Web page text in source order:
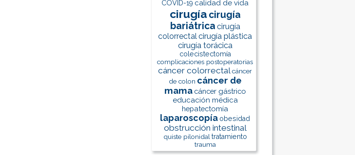
COVID-19 calidad de vida
cirugía cirugía
bariátrica cirugía
colorrectalcirugía plástica
cirugía torácica
colecistectomía
complicaciones postoperatorias
cáncer colorrectalcáncer
de colon cáncer de
mama cáncer gástrico
educación médica
hepatectomía
laparoscopía obesidad
obstrucción intestinal
quiste pilonidal tratamiento
trauma